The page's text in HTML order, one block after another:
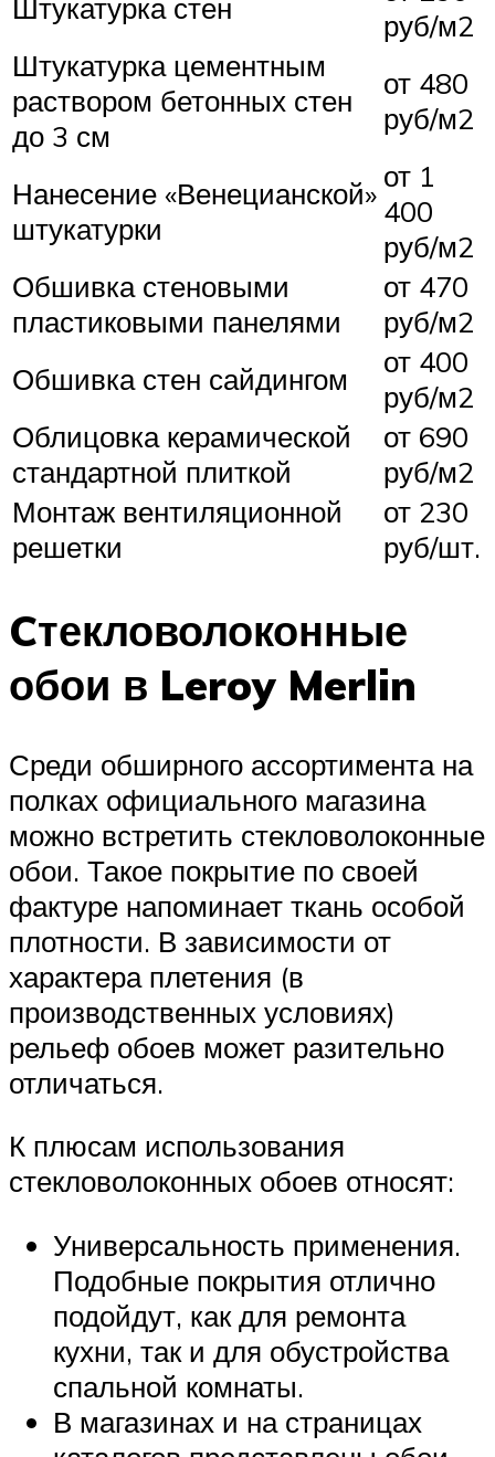
Штукатурка стен
руб/м2
Штукатурка цементным
раствором бетонных стен
до 3 см
от 480
руб/м2
Нанесение «Венецианской»
штукатурки
от 1
400
руб/м2
Обшивка стеновыми
пластиковыми панелями
от 470
руб/м2
Обшивка стен сайдингом
от 400
руб/м2
Облицовка керамической
стандартной плиткой
от 690
руб/м2
Монтаж вентиляционной
решетки
от 230
руб/шт.
Cтекловолоконные
обои в Leroy Merlin
Среди обширного ассортимента на
полках официального магазина
можно встретить стекловолоконные
обои. Такое покрытие по своей
фактуре напоминает ткань особой
плотности. В зависимости от
характера плетения (в
производственных условиях)
рельеф обоев может разительно
отличаться.
К плюсам использования
стекловолоконных обоев относят:
Универсальность применения.
Подобные покрытия отлично
подойдут, как для ремонта
кухни, так и для обустройства
спальной комнаты.
В магазинах и на страницах